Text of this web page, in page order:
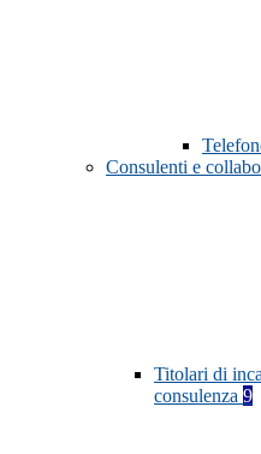
Consulenti e
Titolari di
consulenza 9